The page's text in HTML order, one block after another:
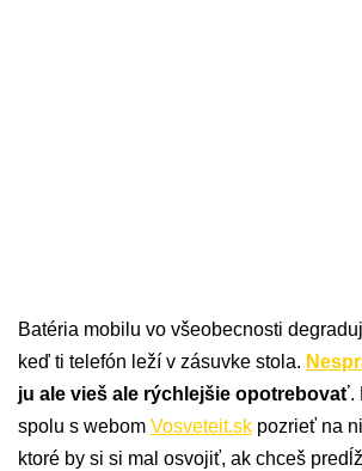
Batéria mobilu vo všeobecnosti
keď ti telefón leží v zásuvke stola.
ju ale vieš ale rýchlejšie opotrebovať.
spolu s webom Vosveteit.sk pozrieť na
ktoré by si si mal osvojiť, ak chceš